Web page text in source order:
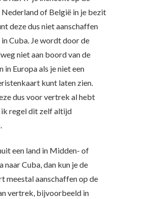
Nederland of België in je bezit
deze dus niet aanschaffen
Cuba. Je wordt door de
niet aan boord van de
in Europa als je niet een
kunt laten zien.
dus voor vertrek al hebt
ik regel dit zelf altijd
.
een land in Midden- of
naar Cuba, dan kun je de
meestal aanschaffen op de
vertrek, bijvoorbeeld in